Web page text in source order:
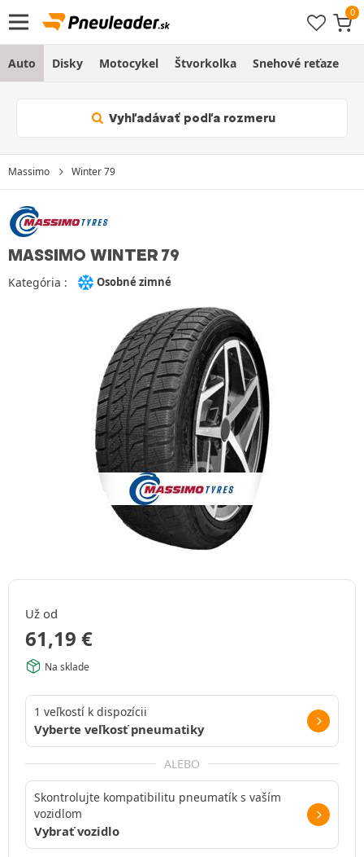
Auto Disky Motocykel Štvorkolka Snehové reťaze
Vyhľadávať podľa rozmeru
Massimo Winter 79
MASSIMO WINTER 79
Kategória : Osobné zimné
Už od
61,19 €
Na sklade
1 veľkostí k dispozícii
Vyberte veľkosť pneumatiky
ALEBO
Skontrolujte kompatibilitu pneumatík s vaším
vozidlom
Vybrať vozidlo